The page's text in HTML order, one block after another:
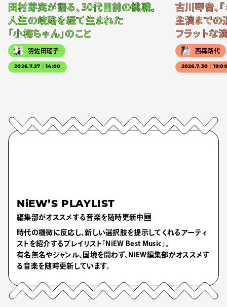
田村芽実が語る、30代目前の挑戦。
人生の岐路を経て生まれた
「小梅ちゃん」のこと
羽佐田瑤子
2026.7.27｜14:00
古川琴音、
主演までの
フラットな
西森路代
2026.7.30｜
NiEW’S PLAYLIST
編集部がオススメする音楽を随時更新中🆕
時代の機微に反応し、新しい選択肢を提示してくれるアーティ
ストを紹介するプレイリスト「NiEW Best Music」。
有名無名やジャンル、国境を問わず、NiEW編集部がオススメす
る音楽を随時更新しています。